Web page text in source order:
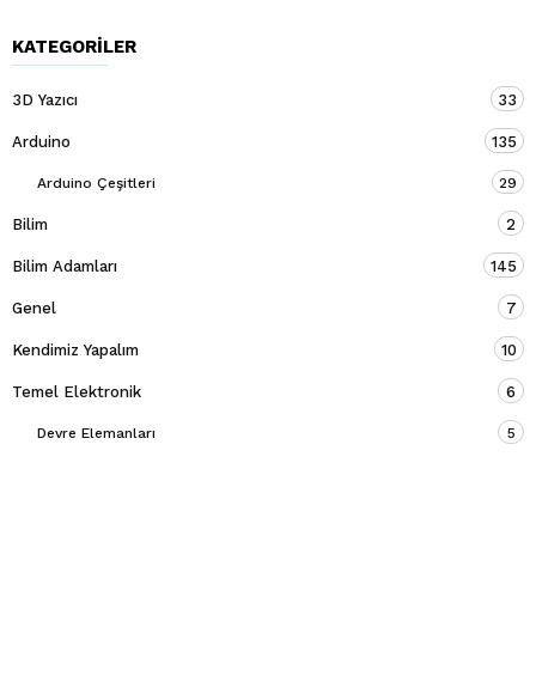
KATEGORILER
3D Yazıcı 33
Arduino 135
Arduino Çeşitleri 29
Bilim 2
Bilim Adamları 145
Genel 7
Kendimiz Yapalım 10
Temel Elektronik 6
Devre Elemanları 5